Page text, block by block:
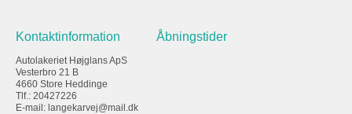
Kontaktinformation
Autolakeriet Højglans ApS
Vesterbro 21 B
4660 Store Heddinge
Tlf.: 20427226
E-mail: langekarvej@mail.dk
Åbningstider